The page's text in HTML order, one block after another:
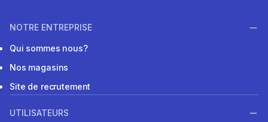
NOTRE ENTREPRISE
Qui sommes nous?
Nos magasins
Site de recrutement
UTILISATEURS